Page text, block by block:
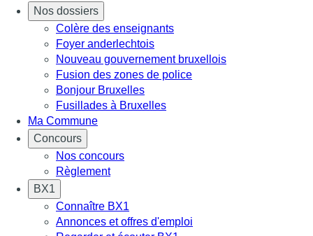
Nos dossiers
Colère des enseignants
Foyer anderlechtois
Nouveau gouvernement bruxellois
Fusion des zones de police
Bonjour Bruxelles
Fusillades à Bruxelles
Ma Commune
Concours
Nos concours
Règlement
BX1
Connaître BX1
Annonces et offres d'emploi